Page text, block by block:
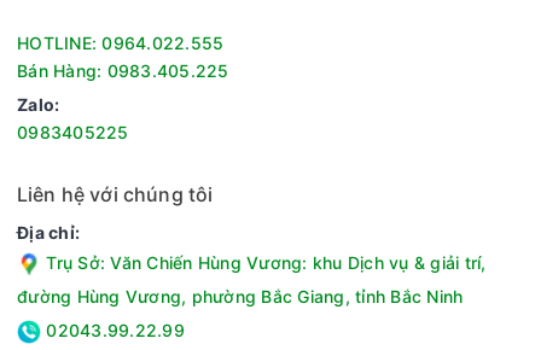
Loại sản phẩm:Máy làm sữa hạt
Dung tích:1.75 lít
Chất liệu cối:Thủy tinh chịu nhiệt
Chất liệu thân máy:Nhựa ABS
Bảng điều khiển:Cảm ứng
Chức năng:Sữa lắc, Sữa hạt, Nấu súp, Ngũ cốc, Hầm, Giữ
ấm, Cháo, Tiệt trùng, Đồ uống nhanh, Nước hoa quả, Tự
Tiện ích:Tự ngắt khi quá tải, Hẹn giờ, Chỉ hoạt động khi lắp
cối đúng khớp, Chân đế chống trượt, Chống trào, Chỉ hoạt
HOTLINE: 0964.022.555
Bán Hàng: 0983.405.225
Zalo:
0983405225
Liên hệ với chúng tôi
Địa chỉ:
Trụ Sở: Văn Chiến Hùng Vương: khu Dịch vụ & giải trí,
đường Hùng Vương, phường Bắc Giang, tỉnh Bắc Ninh
02043.99.22.99